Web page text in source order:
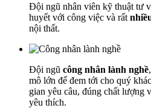
Đội ngũ nhân viên kỹ thuật tư
huyết với công việc và rất
nội thất.
Đội ngũ công nhân lành nghề
mô lớn để đem tới cho quý
gian yêu câu, đúng chất lượng
yêu thích.